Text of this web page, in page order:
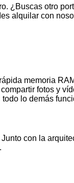
¿Buscas otro
alquilar con
memoria
fotos y
lo demás
con la